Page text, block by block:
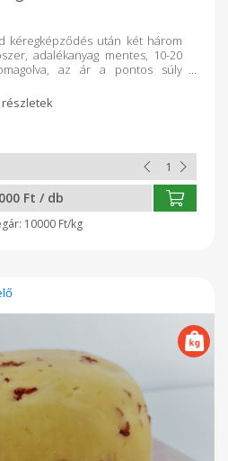
kéregképződés után két három
adalékanyag mentes, 10-20
az ár a pontos súly
Ft / db
10000 Ft/kg